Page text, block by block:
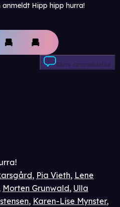
anmeldt Hipp hipp hurra!
Skriv anmeldelse
, Pia Vieth, Lene
Morten Grunwald, Ulla
, Karen-Lise Mynster,